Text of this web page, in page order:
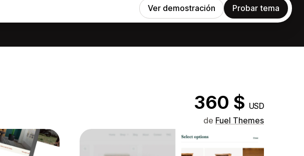
Ver demostración Probar tema
360 $ USD
de Fuel Themes